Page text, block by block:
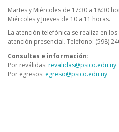
Martes y Miércoles de 17:30 a 18:30
Miércoles y Jueves de 10 a 11 horas.
La atención telefónica se realiza en
atención presencial. Teléfono: (598)
Consultas e información:
Por reválidas: revalidas@psico.edu.uy
Por egresos: egreso@psico.edu.uy